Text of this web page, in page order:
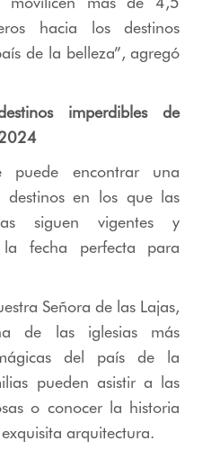
hacia los destinos
de la belleza”, agregó
imperdibles de
puede encontrar una
destinos en los que las
siguen vigentes y
fecha perfecta para
Señora de las Lajas,
de las iglesias más
del país de la
pueden asistir a las
o conocer la historia
arquitectura.